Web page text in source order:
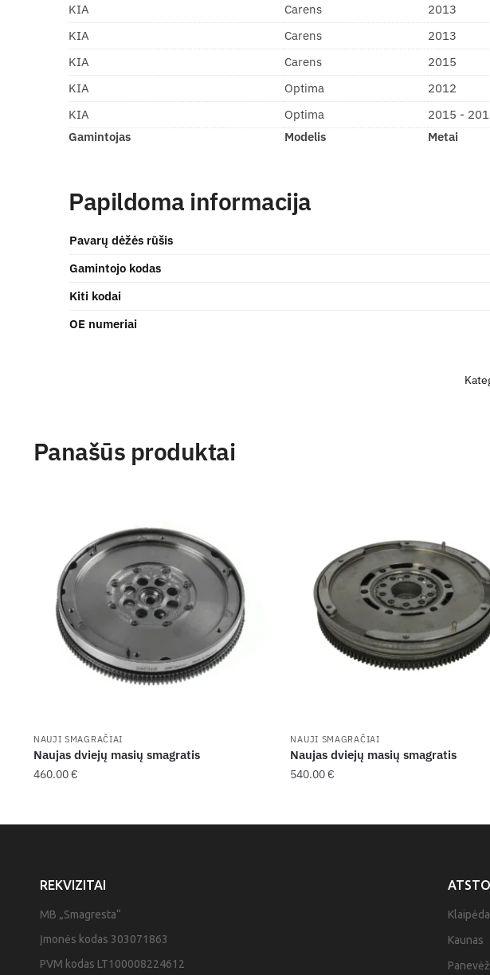
Gamintojas Modelis Metai
KIA
Carens 2013
KIA
Carens 2013
KIA
Carens 2015
KIA
Optima 2012
KIA
Optima 2015 -
Papildoma informacija
Pavarų dėžės rūšis
Gamintojo kodas
Kiti kodai
OE numeriai
Panašūs produktai
NAUJI SMAGRAČIAI
Naujas dviejų masių smagratis
460.00€
NAUJI SMAGRAČIAI
Naujas dviejų masių smagratis
540.00€
REKVIZITAI
MB „Smagresta“
Įmonės kodas 303071863
PVM kodas LT100008224612
Klaipėda
Kaunas